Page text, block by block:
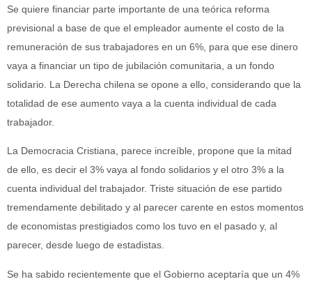
Se quiere financiar parte importante de una teórica reforma
previsional a base de que el empleador aumente el costo de la
remuneración de sus trabajadores en un 6%, para que ese dinero
vaya a financiar un tipo de jubilación comunitaria, a un fondo
solidario. La Derecha chilena se opone a ello, considerando que la
totalidad de ese aumento vaya a la cuenta individual de cada
trabajador.
La Democracia Cristiana, parece increíble, propone que la mitad
de ello, es decir el 3% vaya al fondo solidarios y el otro 3% a la
cuenta individual del trabajador. Triste situación de ese partido
tremendamente debilitado y al parecer carente en estos momentos
de economistas prestigiados como los tuvo en el pasado y, al
parecer, desde luego de estadistas.
Se ha sabido recientemente que el Gobierno aceptaría que un 4%